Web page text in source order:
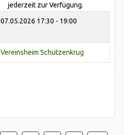
jederzeit zur Verfügung.
07.05.2026 17:30 - 19:00
Vereinsheim Schützenkrug